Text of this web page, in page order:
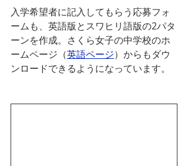
入学希望者に記入してもらう応募フォ
ームも、英語版とスワヒリ語版の2パタ
ーンを作成。さくら女子の中学校のホ
ームページ（英語ページ）からもダウ
ンロードできるようになっています。